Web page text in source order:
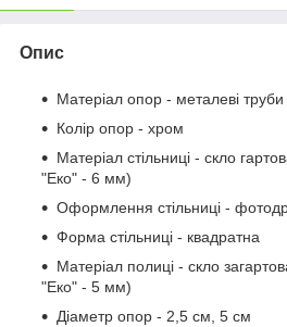
Опис
Матеріал опор - металеві труби
Колір опор - хром
Матеріал стільниці - скло
"Еко" - 6 мм)
Оформлення стільниці -
Форма стільниці - квадратна
Матеріал полиці - скло
"Еко" - 5 мм)
Діаметр опор - 2,5 см, 5 см